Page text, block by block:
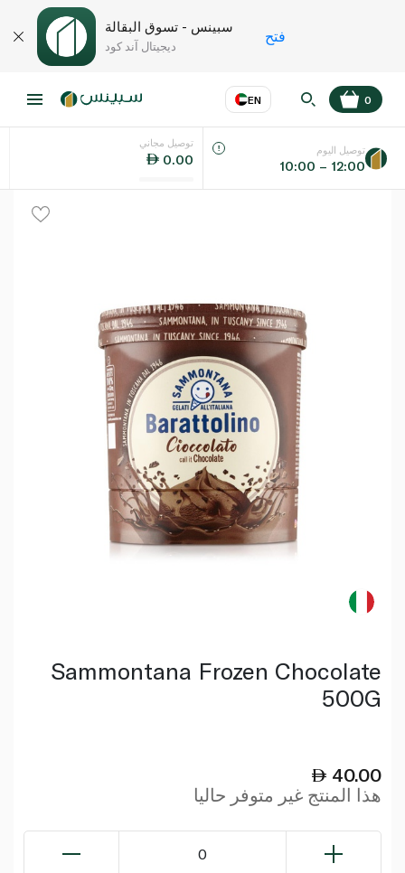
سبينس - تسوق البقالة
ديجيتال آند كود
فتح
EN
اللغة عر
0
توصيل مجاني
0.00
توصيل اليوم
10:00 – 12:00
Sammontana Frozen Chocolate
500G
40.00
هذا المنتج غير متوفر حاليا
0